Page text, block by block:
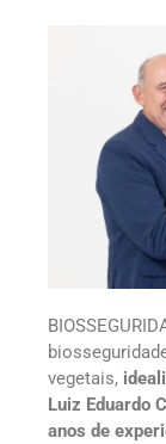
vegetais,
Luiz Eduardo
anos de